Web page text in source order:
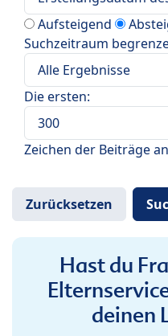
Aufsteigend
Suchzeitraum
Die ersten:
Zeichen der Beiträge
Hast du
deinen